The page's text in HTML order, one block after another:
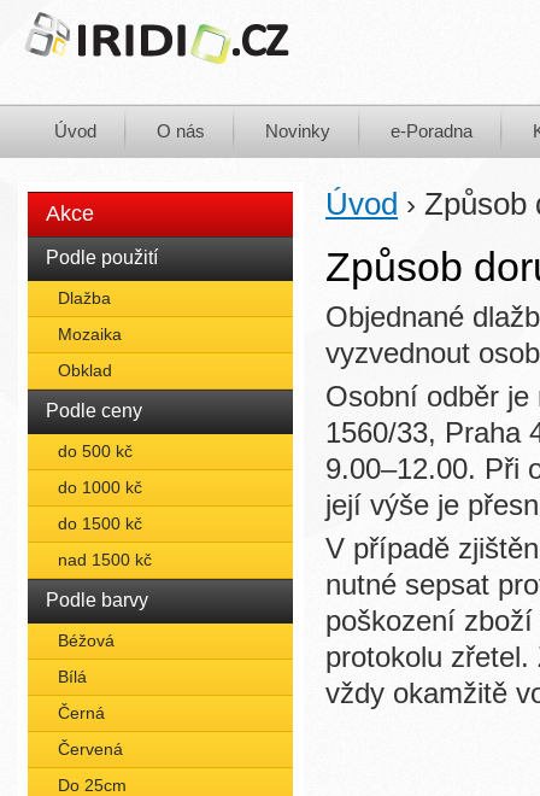
Úvod O nás Novinky e-Poradna
Akce
Podle použití
Dlažba
Mozaika
Obklad
Podle ceny
do 500 kč
do 1000 kč
do 1500 kč
nad 1500 kč
Podle barvy
Béžová
Bílá
Černá
Červená
Do 25cm
Úvod › Způsob
Způsob
Objednané
vyzvednout
Osobní odběr je
1560/33, Praha
9.00–12.00. Při
její výše je
V případě
nutné sepsat
poškození
protokolu
vždy okamžitě